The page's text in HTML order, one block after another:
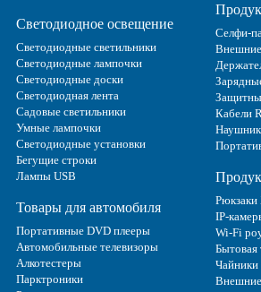
Светодиодное освещение
Светодиодные светильники
Светодиодные лампочки
Светодиодные доски
Светодиодная лента
Садовые светильники
Умные лампочки
Светодиодные установки
Бегущие строки
Лампы USB
Товары для автомобиля
Портативные DVD плееры
Автомобильные телевизоры
Алкотестеры
Парктроники
Селфи-
Внешние
Кабели
Рюкзаки
IP-
Wi-Fi
Бытовая